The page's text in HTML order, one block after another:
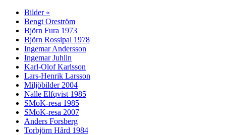
Bilder «
Bengt Oreström
Björn Fura 1973
Björn Rossipal 1978
Ingemar Andersson
Ingemar Juhlin
Karl-Olof Karlsson
Lars-Henrik Larsson
Miljöbilder 2004
Nalle Elfqvist 1985
SMoK-resa 1985
SMoK-resa 2007
Anders Forsberg
Torbjörn Hård 1984